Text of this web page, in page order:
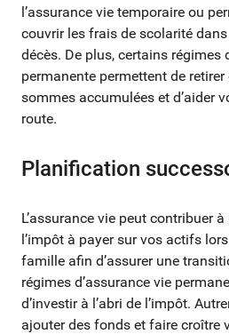
l’assurance vie temporaire ou
couvrir les frais de scolarité dans
décès. De plus, certains régimes
permanente permettent de
sommes accumulées et d’aider
route.
Planification
L’assurance vie peut contribuer
l’impôt à payer sur vos actifs
famille afin d’assurer une
régimes d’assurance vie
d’investir à l’abri de l’impôt.
ajouter des fonds et faire croître